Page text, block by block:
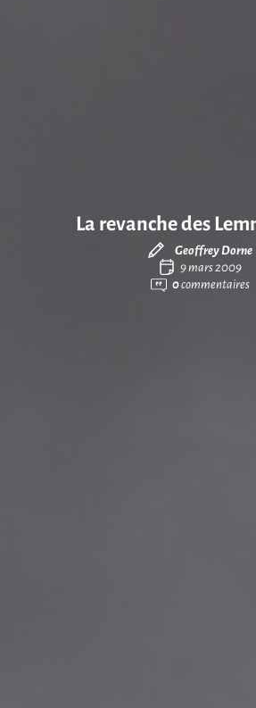
La revanche des
Geoffrey Dorne
9 mars 2009
0commentaires